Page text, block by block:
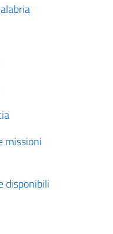
missioni
disponibili